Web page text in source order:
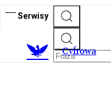
Serwisy
Cyfrowa